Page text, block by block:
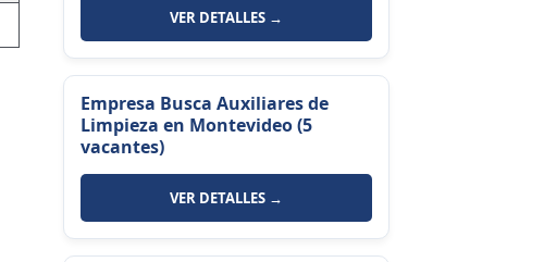
VER DETALLES →
Empresa Busca Auxiliares de
Limpieza en Montevideo (5
vacantes)
VER DETALLES →